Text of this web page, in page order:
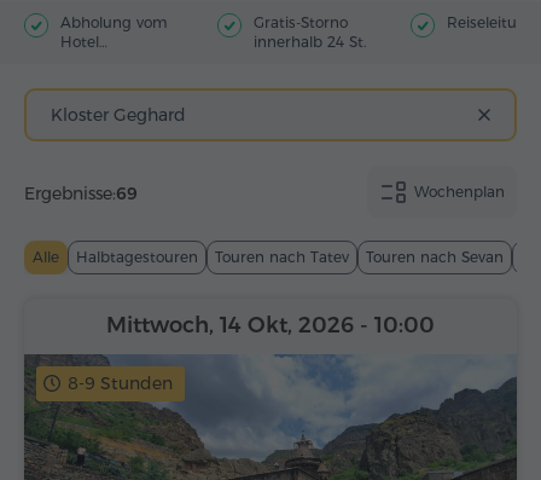
Abholung vom
Hotel
Gratis-Storno
innerhalb 24 St.
Reiseleitung
Kloster Geghard
Wochenplan
Ergebnisse:69
Alle Halbtagestouren Touren nach Tatev Touren nach Sevan
8-9 Stunden
Mittwoch, 14 Okt, 2026 - 10:00